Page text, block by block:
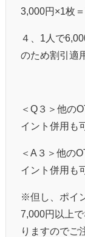
3,000円 ×1枚＝
４、 1 人で
のため割引適
＜ Q ３＞他の
イント併用も
＜ A ３＞他の
イント併用も
※但し、ポイ
7,000円以上
りますのでご